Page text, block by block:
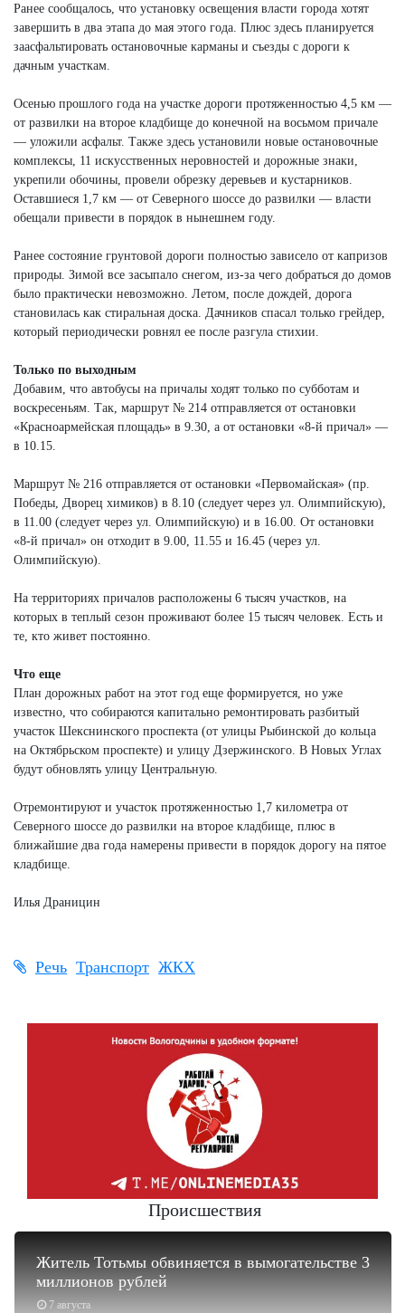
Ранее сообщалось, что установку освещения власти города хотят
завершить в два этапа до мая этого года. Плюс здесь планируется
заасфальтировать остановочные карманы и съезды с дороги к
дачным участкам.
Осенью прошлого года на участке дороги протяженностью 4,5 км —
от развилки на второе кладбище до конечной на восьмом причале
— уложили асфальт. Также здесь установили новые остановочные
комплексы, 11 искусственных неровностей и дорожные знаки,
укрепили обочины, провели обрезку деревьев и кустарников.
Оставшиеся 1,7 км — от Северного шоссе до развилки — власти
обещали привести в порядок в нынешнем году.
Ранее состояние грунтовой дороги полностью зависело от капризов
природы. Зимой все засыпало снегом, из-за чего добраться до домов
было практически невозможно. Летом, после дождей, дорога
становилась как стиральная доска. Дачников спасал только грейдер,
который периодически ровнял ее после разгула стихии.
Только по выходным
Добавим, что автобусы на причалы ходят только по субботам и
воскресеньям. Так, маршрут № 214 отправляется от остановки
«Красноармейская площадь» в 9.30, а от остановки «8-й причал» —
в 10.15.
Маршрут № 216 отправляется от остановки «Первомайская» (пр.
Победы, Дворец химиков) в 8.10 (следует через ул. Олимпийскую),
в 11.00 (следует через ул. Олимпийскую) и в 16.00. От остановки
«8-й причал» он отходит в 9.00, 11.55 и 16.45 (через ул.
Олимпийскую).
На территориях причалов расположены 6 тысяч участков, на
которых в теплый сезон проживают более 15 тысяч человек. Есть и
те, кто живет постоянно.
Что еще
План дорожных работ на этот год еще формируется, но уже
известно, что собираются капитально ремонтировать разбитый
участок Шекснинского проспекта (от улицы Рыбинской до кольца
на Октябрьском проспекте) и улицу Дзержинского. В Новых Углах
будут обновлять улицу Центральную.
Отремонтируют и участок протяженностью 1,7 километра от
Северного шоссе до развилки на второе кладбище, плюс в
ближайшие два года намерены привести в порядок дорогу на пятое
кладбище.
Илья Драницин
Речь Транспорт ЖКХ
Происшествия
7 августа
Житель Тотьмы обвиняется в вымогательстве 3
миллионов рублей